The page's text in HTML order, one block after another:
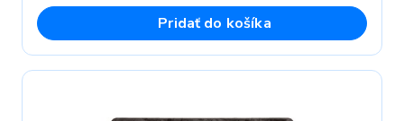
Pridať do košíka